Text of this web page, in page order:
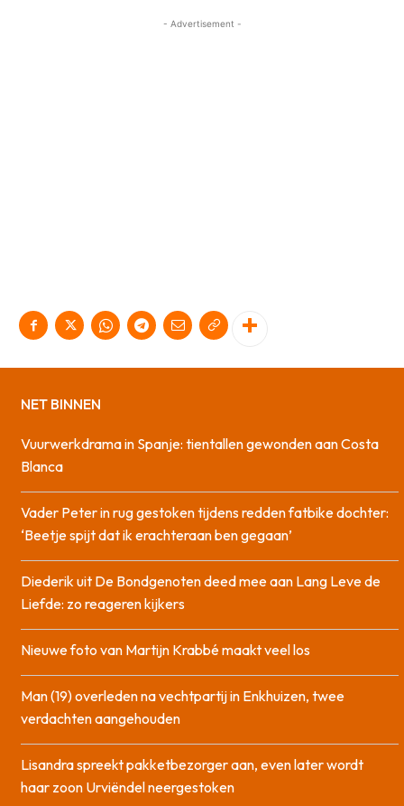
- Advertisement -
NET BINNEN
Vuurwerkdrama in Spanje: tientallen gewonden aan Costa
Blanca
Vader Peter in rug gestoken tijdens redden fatbike dochter:
‘Beetje spijt dat ik erachteraan ben gegaan’
Diederik uit De Bondgenoten deed mee aan Lang Leve de
Liefde: zo reageren kijkers
Nieuwe foto van Martijn Krabbé maakt veel los
Man (19) overleden na vechtpartij in Enkhuizen, twee
verdachten aangehouden
Lisandra spreekt pakketbezorger aan, even later wordt
haar zoon Urviëndel neergestoken